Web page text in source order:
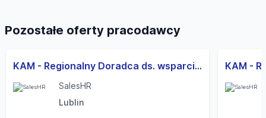
Pozostałe oferty pracodawcy
KAM - Regionalny Doradca ds. wsparcia sprzedaży (salony meblowe)
SalesHR
Lublin